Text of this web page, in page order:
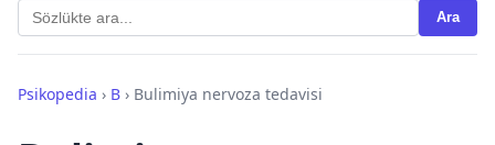
Ara
Psikopedia › B › Bulimiya nervoza tedavisi